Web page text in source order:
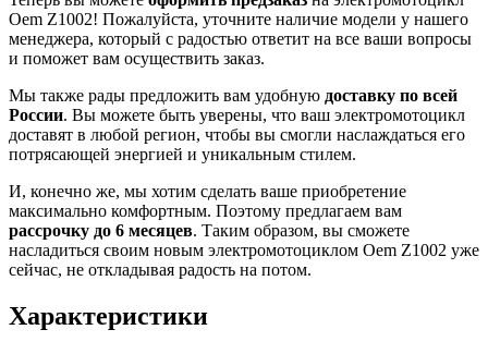
Oem Z1002! Пожалуйста, уточните наличие модели у нашего
менеджера, который с радостью ответит на все ваши вопросы
и поможет вам осуществить заказ.
Мы также рады предложить вам удобную доставку по всей
России. Вы можете быть уверены, что ваш электромотоцикл
доставят в любой регион, чтобы вы смогли наслаждаться его
потрясающей энергией и уникальным стилем.
И, конечно же, мы хотим сделать ваше приобретение
максимально комфортным. Поэтому предлагаем вам
рассрочку до 6 месяцев. Таким образом, вы сможете
насладиться своим новым электромотоциклом Oem Z1002 уже
сейчас, не откладывая радость на потом.
Характеристики